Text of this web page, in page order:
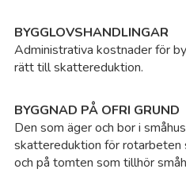
BYGGLOVSHANDLINGAR
Administrativa kostnader för
rätt till skattereduktion.
BYGGNAD PÅ OFRI GRUND
Den som äger och bor i
skattereduktion för rotarbeten
och på tomten som tillhör